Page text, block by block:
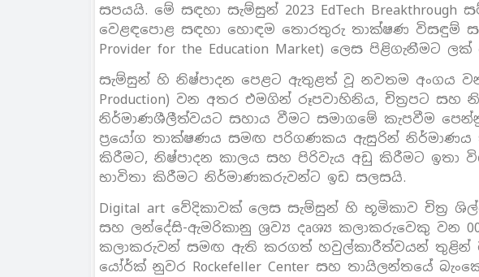
සපයයි. මේ සඳහා සැම්සුන් 2023 EdTech Breakthrough
වෙළඳපොළ සඳහා හොඳම තොරතුරු තාක්ෂණ විසඳුම්
Provider for the Education Market) ලෙස පිළිගැනීමට
සැම්සුන් හි නිෂ්පාදන පෙළට ඇතුළත් වූ නවතම අංගය
Production) වන අතර එමගින් රූපවාහිනිය, චිත‍්‍රපට සහ
නිර්මාණශීලීත්වයට සහාය වීමට සමාගමේ කැපවීම
ප‍්‍රයෝග තාක්ෂණය සමඟ පරිගණකය ඇසුරින්
කිරීමට, නිෂ්පාදන කාලය සහ පිරිවැය අඩු කිරීමට ඉතා
භාවිතා කිරීමට නිර්මාණකරුවන්ට ඉඩ සලසයි.
Digital art වේදිකාවක් ලෙස සැම්සුන් හි භූමිකාව චිත‍්‍ර
සහ ලන්දේසි-ඇමරිකානු ශ‍්‍රව්‍ය දෘශ්‍ය කලාකරුවෙකු වන
කලාකරුවන් සමඟ ඇති කරගත් හවුල්කාරීත්වයන් තුළින්
යෝර්ක් නුවර Rockefeller Center සහ තායිලන්තයේ